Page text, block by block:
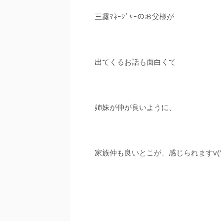
三露ﾏﾈｰｼﾞｬｰのお父様が
出てくるお話も面白くて
姉妹が仲が良いように、
家族仲も良いとこが、感じられます